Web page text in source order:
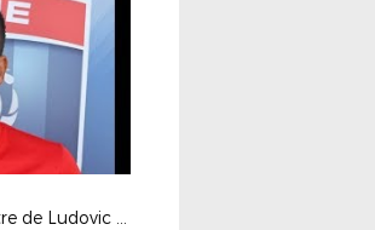
Pôle Espoirs : à la rencontre de Ludovic KÜCK (Adjoint Pôle)